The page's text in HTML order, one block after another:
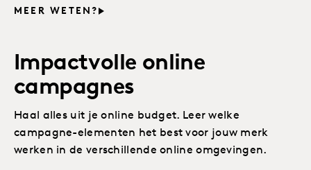
MEER WETEN?
Impactvolle online
campagnes
Haal alles uit je online budget. Leer welke
campagne-elementen het best voor jouw merk
werken in de verschillende online omgevingen.